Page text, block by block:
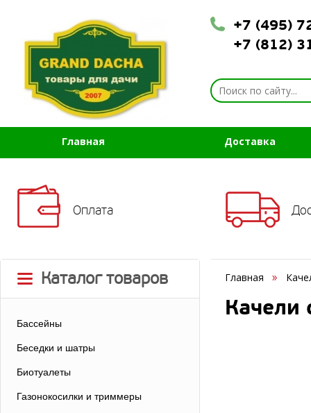
+7 (495)
+7 (812)
Главная Доставка
Оплата
Каталог товаров
Бассейны
Беседки и шатры
Биотуалеты
Газонокосилки и триммеры
Главная
Качели